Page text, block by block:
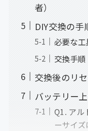
者）
DIY交換の手
必要な工
交換手順
交換後のリ
バッテリー
Q1. アル
ーサイズ